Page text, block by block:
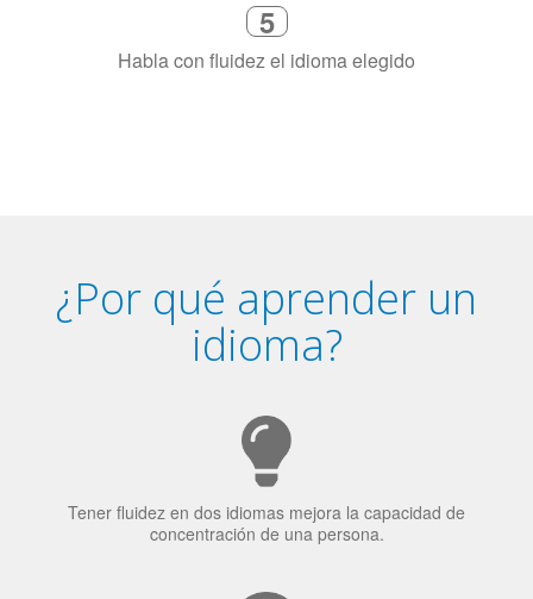
Habla con fluidez el idioma elegido
¿Por qué aprender un
idioma?
Tener fluidez en dos idiomas mejora la capacidad de
concentración de una persona.